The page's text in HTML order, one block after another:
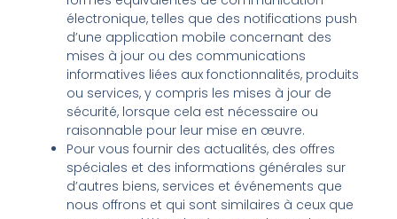
électronique, telles que des notifications push
d’une application mobile concernant des
mises à jour ou des communications
informatives liées aux fonctionnalités, produits
ou services, y compris les mises à jour de
sécurité, lorsque cela est nécessaire ou
raisonnable pour leur mise en œuvre.
Pour vous fournir des actualités, des offres
spéciales et des informations générales sur
d’autres biens, services et événements que
nous offrons et qui sont similaires à ceux que